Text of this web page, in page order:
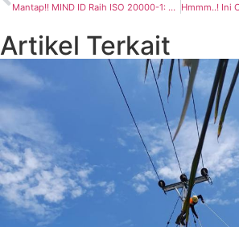
Mantap!! MIND ID Raih ISO 20000-1: 2018 dan ISO 27001: 2013, Operasional Perusahaan Berjalan Baik,
Artikel Terkait